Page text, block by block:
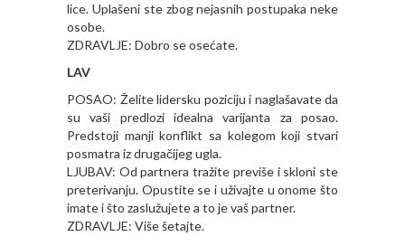
lice. Uplašeni ste zbog nejasnih postupaka neke
osobe.
ZDRAVLJE: Dobro se osećate.
LAV
POSAO: Želite lidersku poziciju i naglašavate da
su vaši predlozi idealna varijanta za posao.
Predstoji manji konflikt sa kolegom koji stvari
posmatra iz drugačijeg ugla.
LJUBAV: Od partnera tražite previše i skloni ste
preterivanju. Opustite se i uživajte u onome što
imate i što zaslužujete a to je vaš partner.
ZDRAVLJE: Više šetajte.